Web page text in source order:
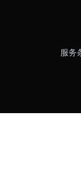
服务